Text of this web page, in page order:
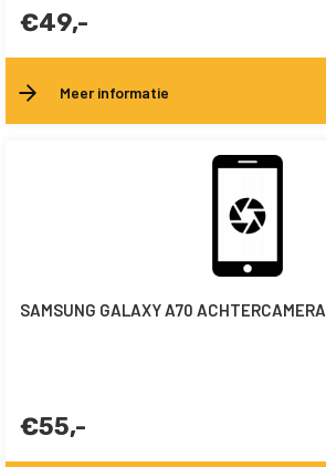
€49,-
Meer informatie
SAMSUNG GALAXY A70 ACHTERCAMERA
€55,-